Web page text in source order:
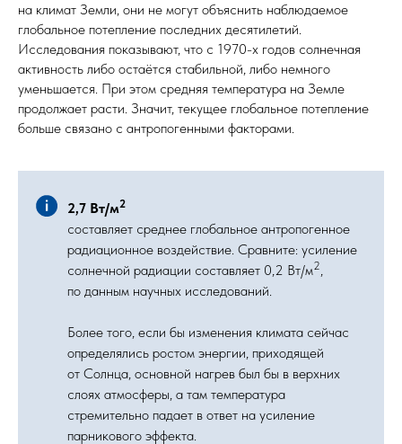
на климат Земли, они не могут объяснить наблюдаемое
глобальное потепление последних десятилетий.
Исследования показывают, что с 1970-х годов солнечная
активность либо остаётся стабильной, либо немного
уменьшается. При этом средняя температура на Земле
продолжает расти. Значит, текущее глобальное потепление
больше связано с антропогенными факторами.
2,7 Вт/м2
составляет среднее глобальное антропогенное
радиационное воздействие. Сравните: усиление
солнечной радиации составляет 0,2 Вт/м2,
по данным научных исследований.
Более того, если бы изменения климата сейчас
определялись ростом энергии, приходящей
от Солнца, основной нагрев был бы в верхних
слоях атмосферы, а там температура
стремительно падает в ответ на усиление
парникового эффекта.